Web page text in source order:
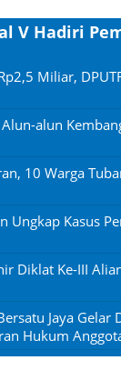
V Hadiri
Miliar,
alun
10 Warga
Ungkap Kasus
Diklat Ke-III
Jaya Gelar
Hukum